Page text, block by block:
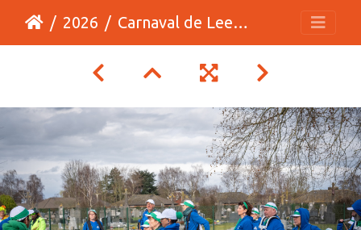
2026 Carnaval de Leers 2026